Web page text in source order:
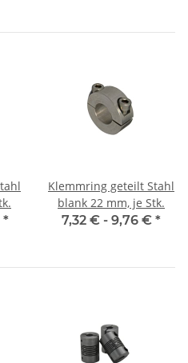
*
Klemmring geteilt Stahl
blank 22 mm, je Stk.
7,32 € - 9,76 € *